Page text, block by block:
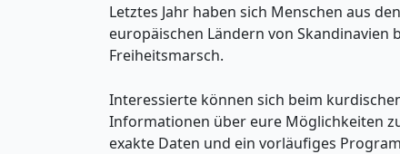
Letztes Jahr haben sich Menschen aus
europäischen Ländern von
Freiheitsmarsch.
Interessierte können sich beim
Informationen über eure Möglichkeiten
exakte Daten und ein vorläufiges